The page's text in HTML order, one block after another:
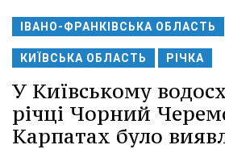
ІВАНО-ФРАНКІВСЬКА ОБЛАСТЬ
КИЇВСЬКА ОБЛАСТЬ РІЧКА
У Київському
річці Чорний
Карпатах було